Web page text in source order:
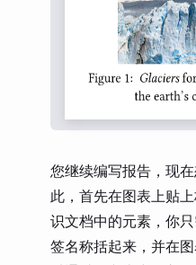
您继续编写报告，现
此，首先在图表上贴
识文档中的元素，你
签名称括起来，并在